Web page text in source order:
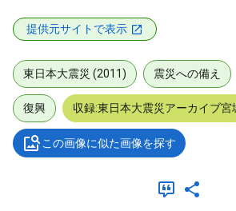
提供元サイトで表示
東日本大震災 (2011) 震災への備え
復興 収録:東日本大震災アーカイブ宮
この画像に似た画像を探す